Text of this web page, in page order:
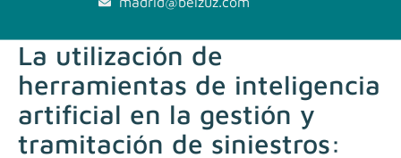
La utilización de
herramientas de inteligencia
artificial en la gestión y
tramitación de siniestros: